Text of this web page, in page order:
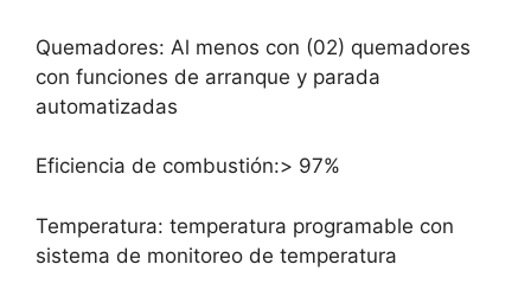
Quemadores: Al menos con (02) quemadores
con funciones de arranque y parada
automatizadas
Eficiencia de combustión:> 97%
Temperatura: temperatura programable con
sistema de monitoreo de temperatura